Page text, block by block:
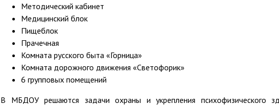
Методический кабинет
Медицинский блок
Пищеблок
Прачечная
Комната русского быта «Горница»
Комната дорожного движения «Светофорик»
6 групповых помещений
В МБДОУ решаются задачи охраны и укрепления психофизического